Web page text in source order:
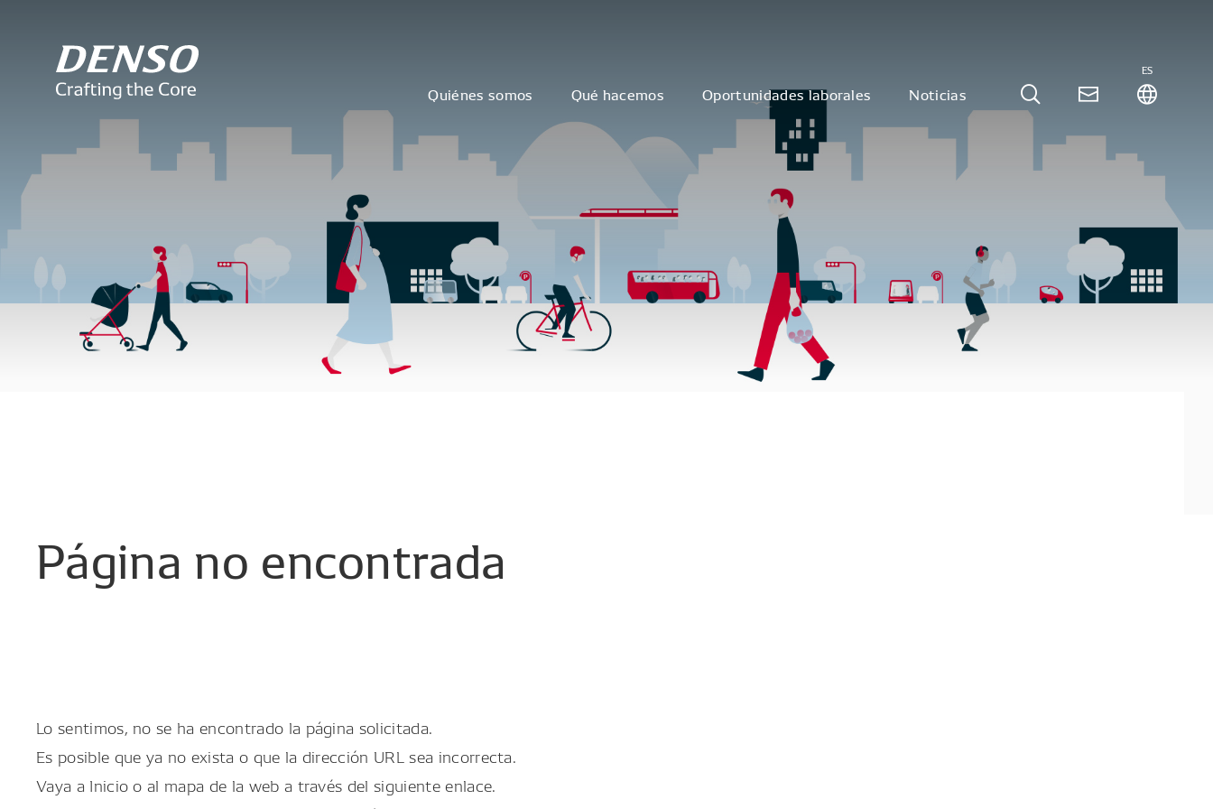
Quiénes somos Qué hacemos Oportunidades laborales Noticias
ES
Página no encontrada
Lo sentimos, no se ha encontrado la página solicitada.
Es posible que ya no exista o que la dirección URL sea incorrecta.
Vaya a Inicio o al mapa de la web a través del siguiente enlace.